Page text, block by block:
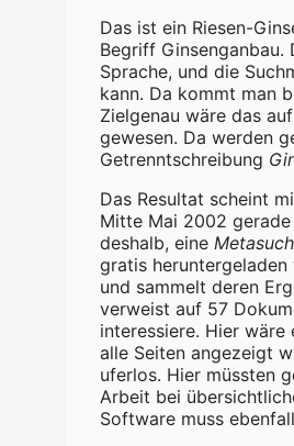
Das ist ein Riesen-
Begriff
Sprache, und die
kann. Da kommt man
Zielgenau wäre das
gewesen. Da werden
Getrenntschreibung
Das Resultat scheint
Mitte Mai 2002
deshalb, eine
gratis
und sammelt deren
verweist auf 57
interessiere. Hier
alle Seiten angezeigt
uferlos. Hier müssten
Arbeit bei
Software muss